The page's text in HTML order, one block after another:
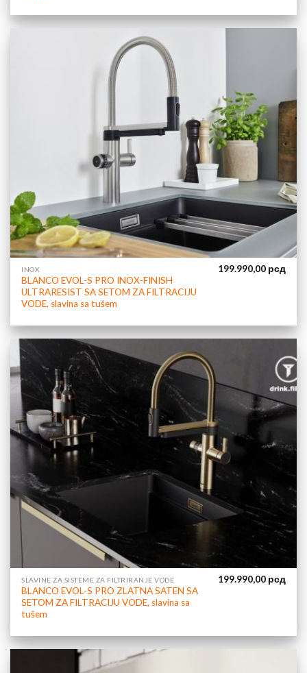
INOX
BLANCO EVOL-S PRO INOX-FINISH
ULTRARESIST SA SETOM ZA FILTRACIJU
VODE, slavina sa tušem
199.990,00 рсд
SLAVINE ZA SISTEME ZA FILTRIRANJE VODE
BLANCO EVOL-S PRO ZLATNA SATEN SA
SETOM ZA FILTRACIJU VODE, slavina sa
tušem
199.990,00 рсд